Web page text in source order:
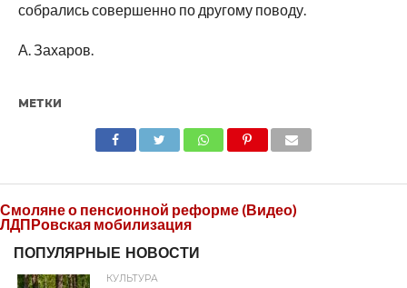
собрались совершенно по другому поводу.
А. Захаров.
МЕТКИ
Смоляне о пенсионной реформе (Видео)
ЛДПРовская мобилизация
ПОПУЛЯРНЫЕ НОВОСТИ
КУЛЬТУРА